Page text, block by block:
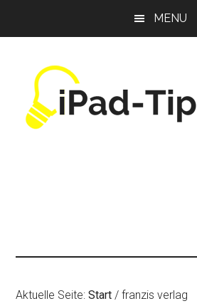
MENU
Aktuelle Seite:Start / franzis verlag